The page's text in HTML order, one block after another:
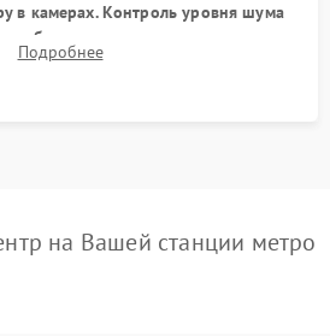
в камерах. Контроль уровня шума
обмерзания стенок и корректного
автоматической оттайки.
Подробнее
на Вашей станции метро